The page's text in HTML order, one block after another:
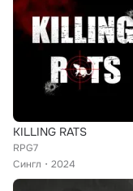
KILLING RATS
RPG7
Сингл
2024